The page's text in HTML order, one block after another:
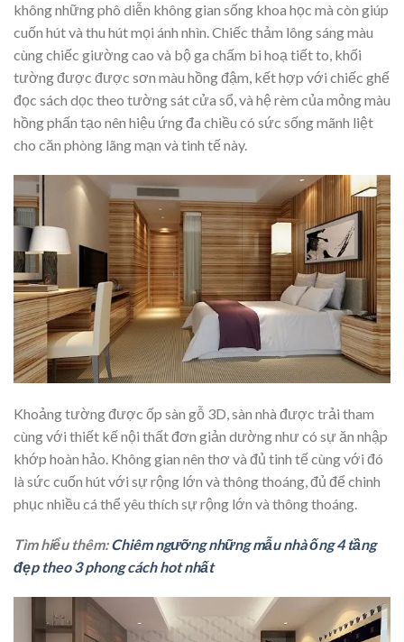
không những phô diễn không gian sống khoa học mà còn giúp
cuốn hút và thu hút mọi ánh nhìn. Chiếc thảm lông sáng màu
cùng chiếc giường cao và bộ ga chấm bi hoạ tiết to, khối
tường được được sơn màu hồng đậm, kết hợp với chiếc ghế
đọc sách dọc theo tường sát cửa sổ, và hệ rèm của mỏng màu
hồng phấn tạo nên hiệu ứng đa chiều có sức sống mãnh liệt
cho căn phòng lãng mạn và tinh tế này.
Khoảng tường được ốp sàn gỗ 3D, sàn nhà được trải tham
cùng với thiết kế nội thất đơn giản dường như có sự ăn nhập
khớp hoàn hảo. Không gian nên thơ và đủ tinh tế cùng với đó
là sức cuốn hút với sự rộng lớn và thông thoáng, đủ để chinh
phục nhiều cá thể yêu thích sự rộng lớn và thông thoáng.
Tìm hiểu thêm:Chiêm ngưỡng những mẫu nhà ống 4 tầng
đẹp theo 3 phong cách hot nhất